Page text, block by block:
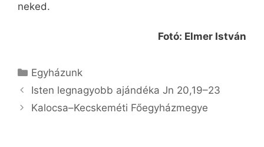
neked.
Fotó: Elmer István
Kategória
Egyházunk
Isten legnagyobb ajándéka Jn 20,19–23
Kalocsa–Kecskeméti Főegyházmegye